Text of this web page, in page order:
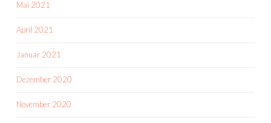
Mai 2021
April 2021
Januar 2021
Dezember 2020
November 2020